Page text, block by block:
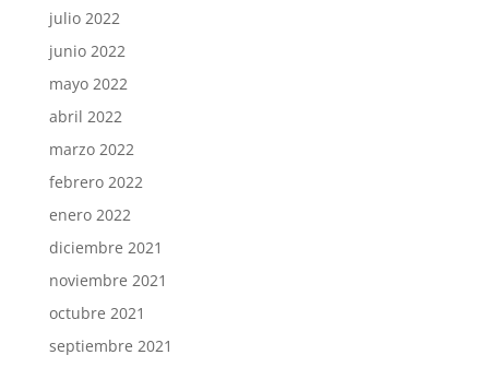
julio 2022
junio 2022
mayo 2022
abril 2022
marzo 2022
febrero 2022
enero 2022
diciembre 2021
noviembre 2021
octubre 2021
septiembre 2021